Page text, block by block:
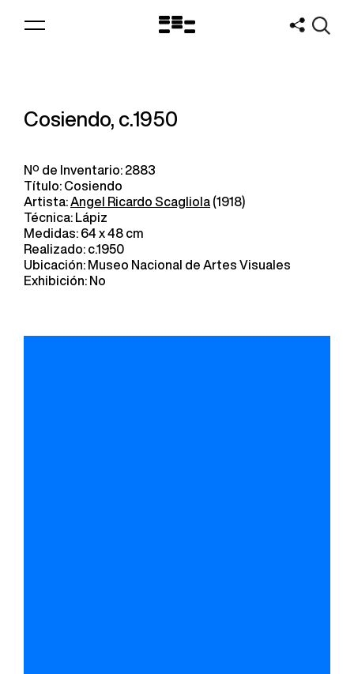
Logo
Cosiendo, c.1950
Nº de Inventario: 2883
Título: Cosiendo
Artista: Angel Ricardo Scagliola (1918)
Técnica: Lápiz
Medidas: 64 x 48 cm
Realizado: c.1950
Ubicación: Museo Nacional de Artes Visuales
Exhibición: No